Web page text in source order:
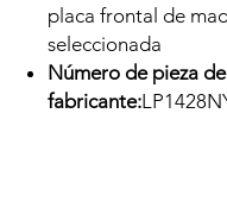
placa frontal de
seleccionada
Número de pieza del
fabricante: